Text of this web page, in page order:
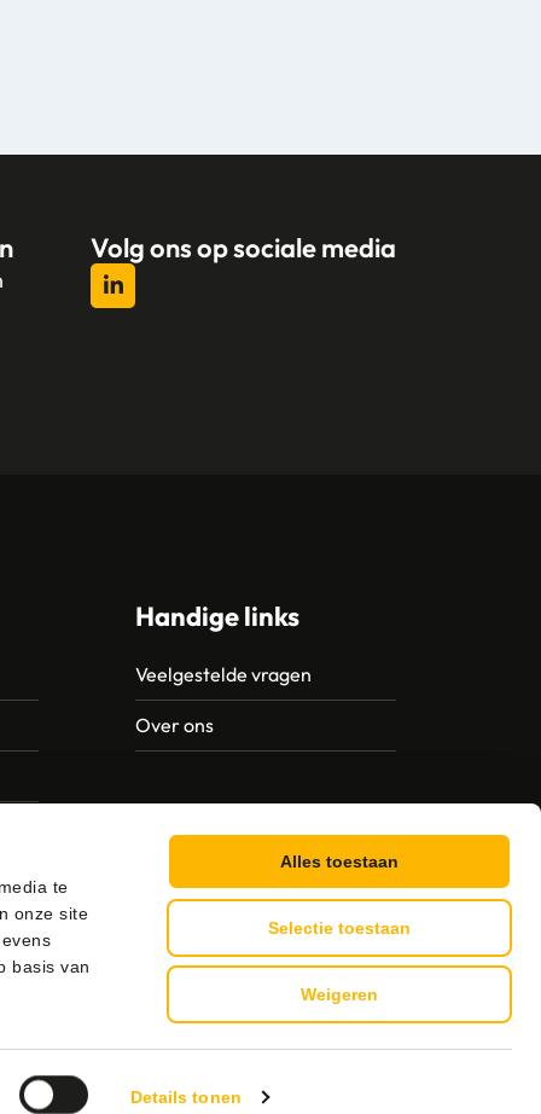
te
onze site
basis van
Details tonen
Alles toestaan
Selectie toestaan
Weigeren
Volg ons op sociale media
Handige links
Veelgestelde vragen
Over ons